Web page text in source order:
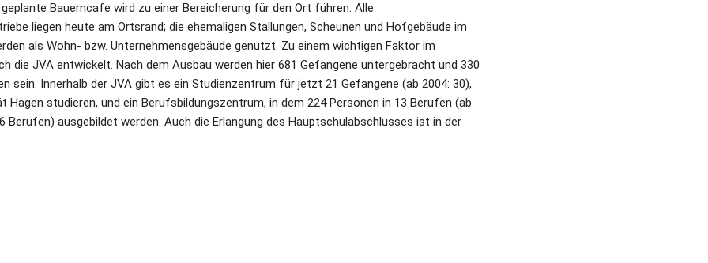
Bauerncafe wird zu einer Bereicherung für den Ort führen. Alle
liegen heute am Ortsrand; die ehemaligen Stallungen, Scheunen und Hofgebäude im
als Wohn- bzw. Unternehmensgebäude genutzt. Zu einem wichtigen Faktor im
die JVA entwickelt. Nach dem Ausbau werden hier 681 Gefangene untergebracht und 330
sein. Innerhalb der JVA gibt es ein Studienzentrum für jetzt 21 Gefangene (ab 2004: 30),
Hagen studieren, und ein Berufsbildungszentrum, in dem 224 Personen in 13 Berufen (ab
Berufen) ausgebildet werden. Auch die Erlangung des Hauptschulabschlusses ist in der